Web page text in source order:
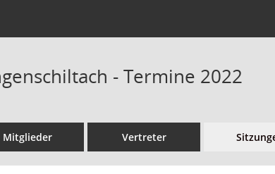
- Termine 2022
Mitglieder Vertreter